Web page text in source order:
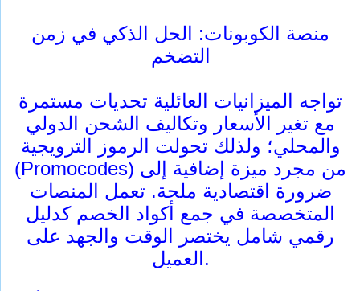
منصة الكوبونات: الحل الذكي في زمن
التضخم
تواجه الميزانيات العائلية تحديات مستمرة
مع تغير الأسعار وتكاليف الشحن الدولي
والمحلي؛ ولذلك تحولت الرموز الترويجية
(Promocodes) من مجرد ميزة إضافية إلى
ضرورة اقتصادية ملحة. تعمل المنصات
المتخصصة في جمع أكواد الخصم كدليل
رقمي شامل يختصر الوقت والجهد على
العميل.